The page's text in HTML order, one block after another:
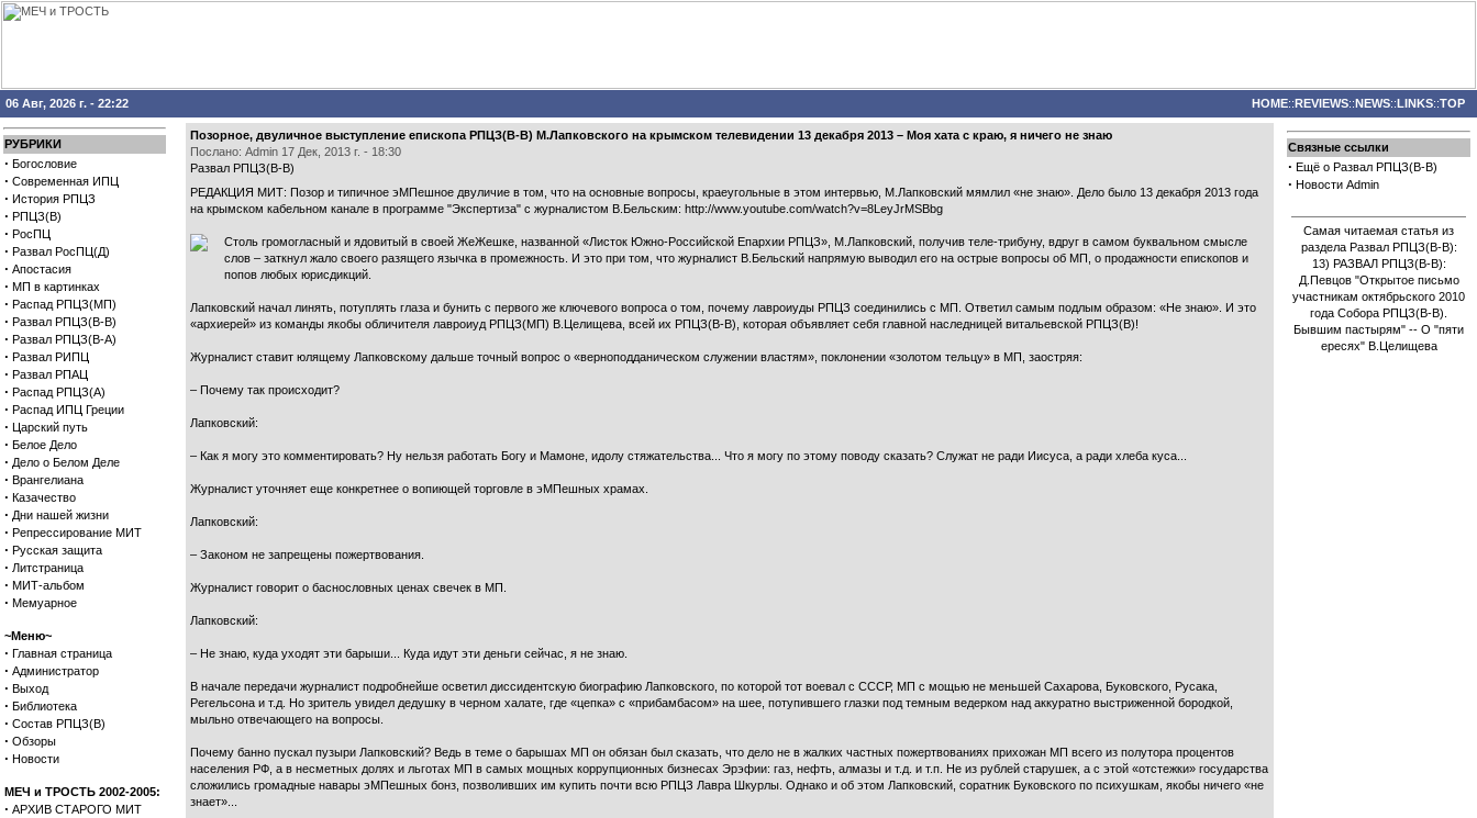
06 Авг, 2026 г. - 22:22 HOME::REVIEWS::NEWS::LINKS::TOP
РУБРИКИ
· Богословие
· Современная ИПЦ
· История РПЦЗ
· РПЦЗ(В)
· РосПЦ
· Развал РосПЦ(Д)
· Апостасия
· МП в картинках
· Распад РПЦЗ(МП)
· Развал РПЦЗ(В-В)
· Развал РПЦЗ(В-А)
· Развал РИПЦ
· Развал РПАЦ
· Распад РПЦЗ(А)
· Распад ИПЦ Греции
· Царский путь
· Белое Дело
· Дело о Белом Деле
· Врангелиана
· Казачество
· Дни нашей жизни
· Репрессирование МИТ
· Русская защита
· Литстраница
· МИТ-альбом
· Мемуарное
~Меню~
· Главная страница
· Администратор
· Выход
· Библиотека
· Состав РПЦЗ(В)
· Обзоры
· Новости
МЕЧ и ТРОСТЬ 2002-2005:
· АРХИВ СТАРОГО МИТ
Позорное, двуличное выступление епископа РПЦЗ(В-В) М.Лапковского на крымском телевидении 13 декабря 2013 – Моя хата с краю, я ничего не знаю
Послано: Admin 17 Дек, 2013 г. - 18:30
Развал РПЦЗ(В-В)
РЕДАКЦИЯ МИТ: Позор и типичное эМПешное двуличие в том, что на основные вопросы, краеугольные в этом интервью, М.Лапковский мямлил «не знаю». Дело было 13 декабря 2013 года
на крымском кабельном канале в программе "Экспертиза" с журналистом В.Бельским: http://www.youtube.com/watch?v=8LeyJrMSBbg
Столь громогласный и ядовитый в своей ЖеЖешке, названной «Листок Южно-Российской Епархии РПЦЗ», М.Лапковский, получив теле-трибуну, вдруг в самом буквальном смысле
слов – заткнул жало своего разящего язычка в промежность. И это при том, что журналист В.Бельский напрямую выводил его на острые вопросы об МП, о продажности епископов и
попов любых юрисдикций.
Лапковский начал линять, потуплять глаза и бунить с первого же ключевого вопроса о том, почему лавроиуды РПЦЗ соединились с МП. Ответил самым подлым образом: «Не знаю». И это
«архиерей» из команды якобы обличителя лавроиуд РПЦЗ(МП) В.Целищева, всей их РПЦЗ(В-В), которая объявляет себя главной наследницей витальевской РПЦЗ(В)!
Журналист ставит юлящему Лапковскому дальше точный вопрос о «верноподданическом служении властям», поклонении «золотом тельцу» в МП, заостряя:
– Почему так происходит?
Лапковский:
– Как я могу это комментировать? Ну нельзя работать Богу и Мамоне, идолу стяжательства... Что я могу по этому поводу сказать? Служат не ради Иисуса, а ради хлеба куса...
Журналист уточняет еще конкретнее о вопиющей торговле в эМПешных храмах.
Лапковский:
– Законом не запрещены пожертвования.
Журналист говорит о баснословных ценах свечек в МП.
Лапковский:
– Не знаю, куда уходят эти барыши... Куда идут эти деньги сейчас, я не знаю.
В начале передачи журналист подробнейше осветил диссидентскую биографию Лапковского, по которой тот воевал с СССР, МП с мощью не меньшей Сахарова, Буковского, Русака,
Регельсона и т.д. Но зритель увидел дедушку в черном халате, где «цепка» с «прибамбасом» на шее, потупившего глазки под темным ведерком над аккуратно выстриженной бородкой,
мыльно отвечающего на вопросы.
Почему банно пускал пузыри Лапковский? Ведь в теме о барышах МП он обязан был сказать, что дело не в жалких частных пожертвованиях прихожан МП всего из полутора процентов
населения РФ, а в несметных долях и льготах МП в самых мощных коррупционных бизнесах Эрэфии: газ, нефть, алмазы и т.д. и т.п. Не из рублей старушек, а с этой «отстежки» государства
сложились громадные навары эМПешных бонз, позволивших им купить почти всю РПЦЗ Лавра Шкурлы. Однако и об этом Лапковский, соратник Буковского по психушкам, якобы ничего «не
знает»...
Связные ссылки
· Ещё о Развал РПЦЗ(В-В)
· Новости Admin
Самая читаемая статья из
раздела Развал РПЦЗ(В-В):
13) РАЗВАЛ РПЦЗ(В-В):
Д.Певцов "Открытое письмо
участникам октябрьского 2010
года Собора РПЦЗ(В-В).
Бывшим пастырям" -- О "пяти
ересях" В.Целищева